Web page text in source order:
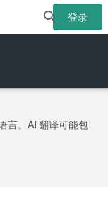
登录
言。AI 翻译可能包